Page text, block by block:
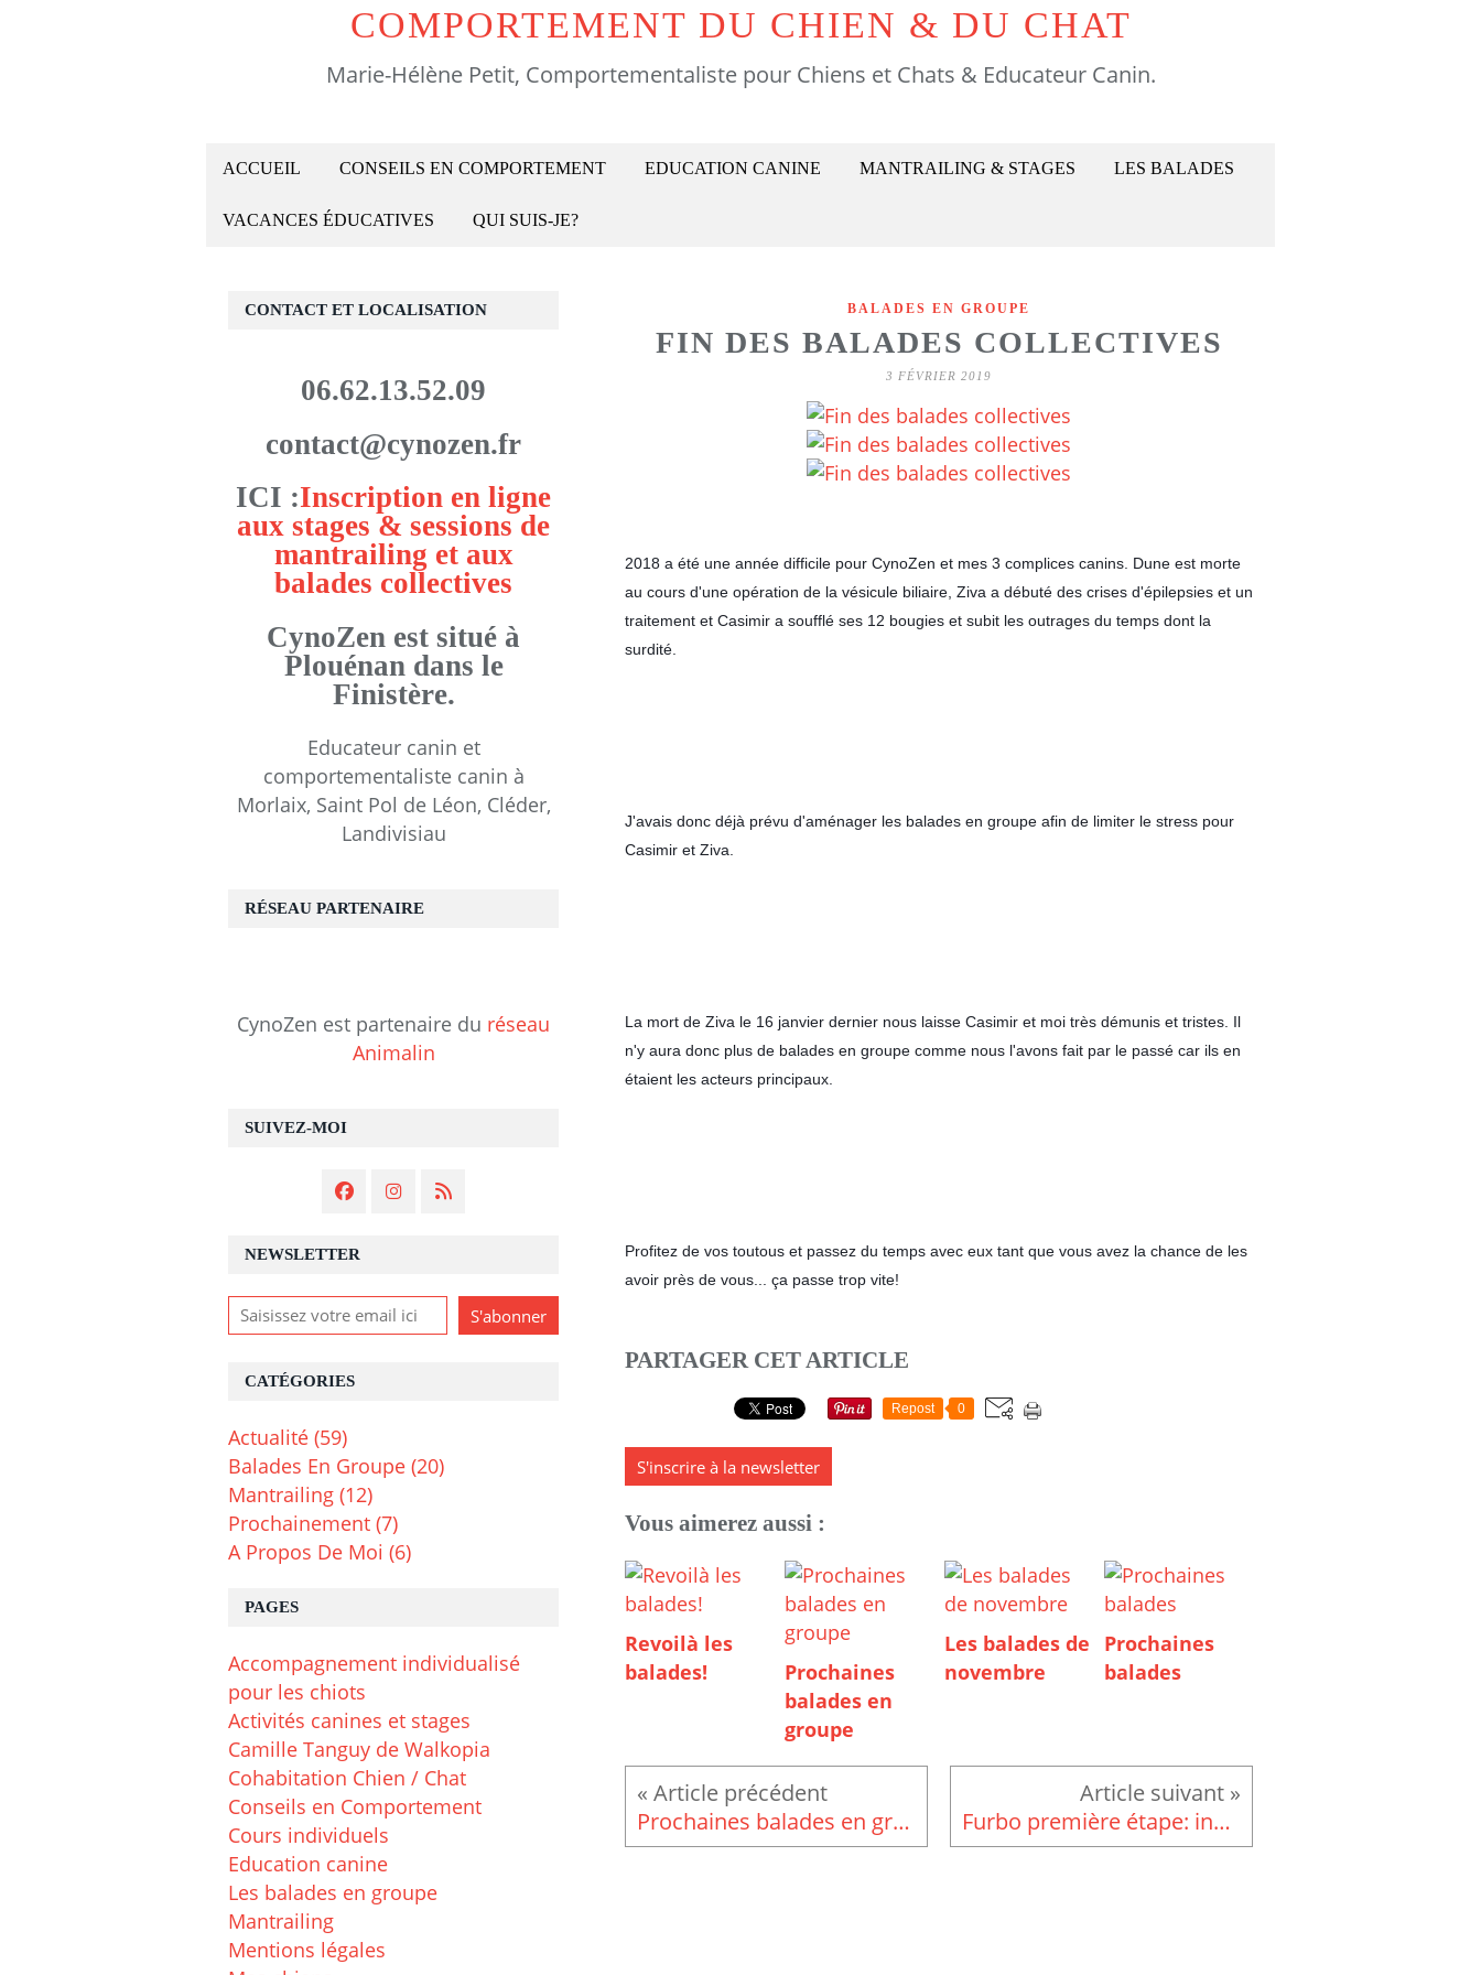
COMPORTEMENT DU CHIEN & DU CHAT
Marie-Hélène Petit, Comportementaliste pour Chiens et Chats & Educateur Canin.
ACCUEIL CONSEILS EN COMPORTEMENT EDUCATION CANINE MANTRAILING & STAGES LES BALADES
VACANCES ÉDUCATIVES QUI SUIS-JE?
BALADES EN GROUPE
FIN DES BALADES COLLECTIVES
3 FÉVRIER 2019
2018 a été une année difficile pour CynoZen et mes 3 complices canins. Dune est morte
au cours d'une opération de la vésicule biliaire, Ziva a débuté des crises d'épilepsies et un
traitement et Casimir a soufflé ses 12 bougies et subit les outrages du temps dont la
surdité.
J'avais donc déjà prévu d'aménager les balades en groupe afin de limiter le stress pour
Casimir et Ziva.
La mort de Ziva le 16 janvier dernier nous laisse Casimir et moi très démunis et tristes. Il
n'y aura donc plus de balades en groupe comme nous l'avons fait par le passé car ils en
étaient les acteurs principaux.
Profitez de vos toutous et passez du temps avec eux tant que vous avez la chance de les
avoir près de vous... ça passe trop vite!
PARTAGER CET ARTICLE
Repost 0
S'inscrire à la newsletter
Vous aimerez aussi :
Revoilà les
balades!
Prochaines
balades en
groupe
Les balades de
novembre
Prochaines
balades
Prochaines balades en groupe Furbo première étape: installation
NEWSLETTER
SUIVEZ-MOI
PAGES
Accompagnement individualisé
pour les chiots
Activités canines et stages
Camille Tanguy de Walkopia
Cohabitation Chien / Chat
Conseils en Comportement
Cours individuels
Education canine
Les balades en groupe
Mantrailing
Mentions légales
CATÉGORIES
Actualité (59)
Balades En Groupe (20)
Mantrailing (12)
Prochainement (7)
A Propos De Moi (6)
CONTACT ET LOCALISATION
06.62.13.52.09
contact@cynozen.fr
ICI :Inscription en ligne
aux stages & sessions de
mantrailing et aux
balades collectives
CynoZen est situé à
Plouénan dans le
Finistère.
Educateur canin et
comportementaliste canin à
Morlaix, Saint Pol de Léon, Cléder,
Landivisiau
RÉSEAU PARTENAIRE
CynoZen est partenaire du réseau
Animalin